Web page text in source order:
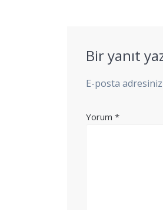
Bir yanıt
E-posta
Yorum*